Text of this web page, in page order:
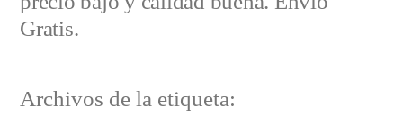
Gratis.
Archivos de la etiqueta: